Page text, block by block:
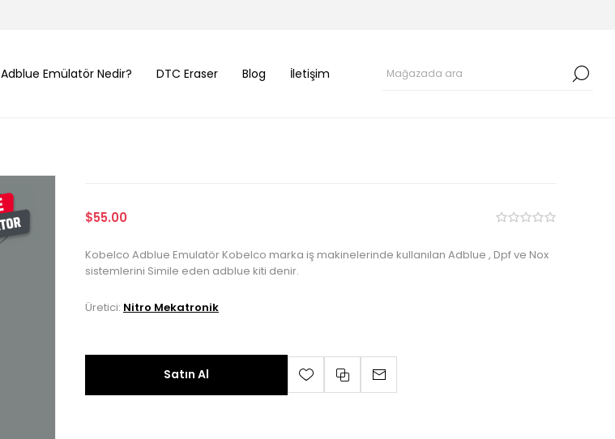
Adblue Emülatör Nedir? DTC Eraser Blog İletişim
$55.00
Kobelco Adblue Emulatör Kobelco marka iş makinelerinde kullanılan Adblue , Dpf ve Nox
sistemlerini Simile eden adblue kiti denir.
Üretici: Nitro Mekatronik
Satın Al